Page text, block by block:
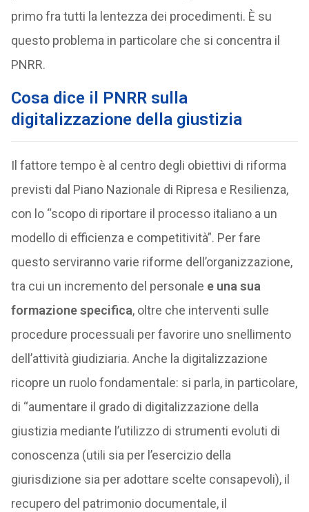
primo fra tutti la lentezza dei procedimenti. È su
questo problema in particolare che si concentra il
PNRR.
Cosa dice il PNRR sulla
digitalizzazione della giustizia
Il fattore tempo è al centro degli obiettivi di riforma
previsti dal Piano Nazionale di Ripresa e Resilienza,
con lo “scopo di riportare il processo italiano a un
modello di efficienza e competitività”. Per fare
questo serviranno varie riforme dell’organizzazione,
tra cui un incremento del personale e una sua
formazione specifica, oltre che interventi sulle
procedure processuali per favorire uno snellimento
dell’attività giudiziaria. Anche la digitalizzazione
ricopre un ruolo fondamentale: si parla, in particolare,
di “aumentare il grado di digitalizzazione della
giustizia mediante l’utilizzo di strumenti evoluti di
conoscenza (utili sia per l’esercizio della
giurisdizione sia per adottare scelte consapevoli), il
recupero del patrimonio documentale, il